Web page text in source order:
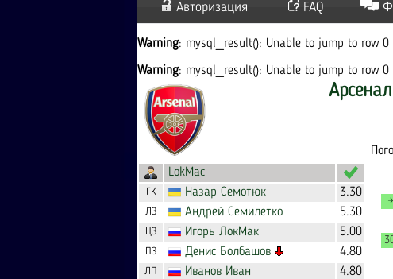
Авторизация FAQ
Warning: mysql_result(): Unable to jump to row
Warning: mysql_result(): Unable to jump to row
Арсенал
LokMac
ГК Назар Семотюк 3.30
ЛЗ Андрей Семилетко 5.30
ЦЗ Игорь ЛокМак 5.00
ПЗ Денис Болбашов 4.80
ЛП Иванов Иван 4.80